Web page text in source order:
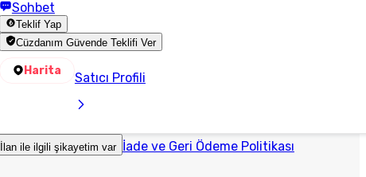
Sohbet
Teklif Yap
Cüzdanım Güvende Teklifi Ver
Harita Satıcı Profili
İlan ile ilgili şikayetim var İade ve Geri Ödeme Politikası